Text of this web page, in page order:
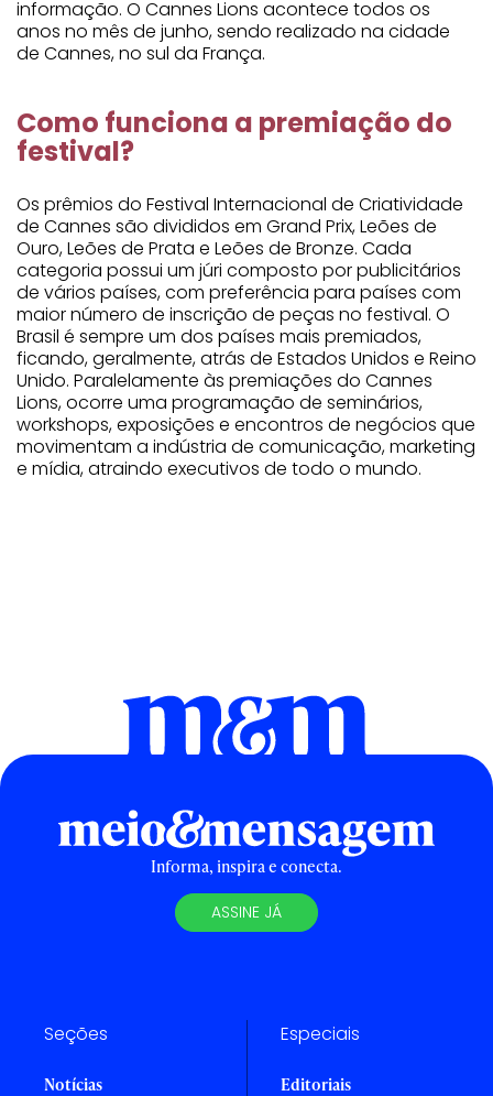
informação. O Cannes Lions acontece todos os
anos no mês de junho, sendo realizado na cidade
de Cannes, no sul da França.
Como funciona a premiação do
festival?
Os prêmios do Festival Internacional de Criatividade
de Cannes são divididos em Grand Prix, Leões de
Ouro, Leões de Prata e Leões de Bronze. Cada
categoria possui um júri composto por publicitários
de vários países, com preferência para países com
maior número de inscrição de peças no festival. O
Brasil é sempre um dos países mais premiados,
ficando, geralmente, atrás de Estados Unidos e Reino
Unido. Paralelamente às premiações do Cannes
Lions, ocorre uma programação de seminários,
workshops, exposições e encontros de negócios que
movimentam a indústria de comunicação, marketing
e mídia, atraindo executivos de todo o mundo.
Informa, inspira e conecta.
ASSINE JÁ
Seções
Notícias
Especiais
Editoriais